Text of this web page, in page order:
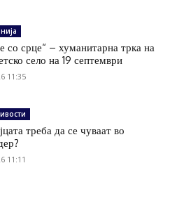
со срце“ – хуманитарна трка на
село на 19 септември
11:35
треба да се чуваат во
11:11